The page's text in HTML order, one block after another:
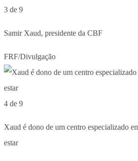
3 de 9
Samir Xaud, presidente da CBF
FRF/Divulgação
4 de 9
Xaud é dono de um centro especializado
estar